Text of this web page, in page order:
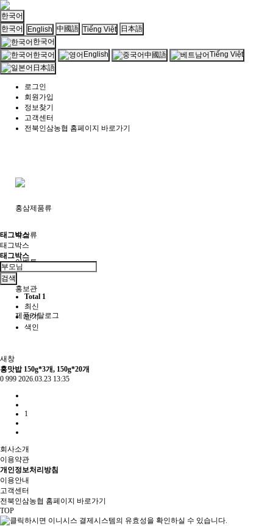
한국어
한국어
English 中國語 Tiếng Việt
日本語
한국어
한국어
English 中國語
Tiếng Việt
日本語
로그인
회원가입
정보찾기
고객센터
전북인삼농협 홈페이지 바로가기
홍삼제품류
수삼류
이벤트
홍보관
제품카탈로그
태그박스
태그박스
태그박스
검색
Total 1
최신
인기
색인
새창
홍맛밥 150g*3개, 150g*20개
0 999 2026.03.23 13:35
1
회사소개
이용약관
개인정보처리방침
이용안내
고객센터
전북인삼농협 홈페이지 바로가기
TOP